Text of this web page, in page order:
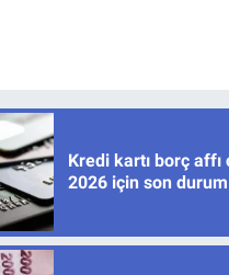
Kredi kartı borç affı
2026 için son